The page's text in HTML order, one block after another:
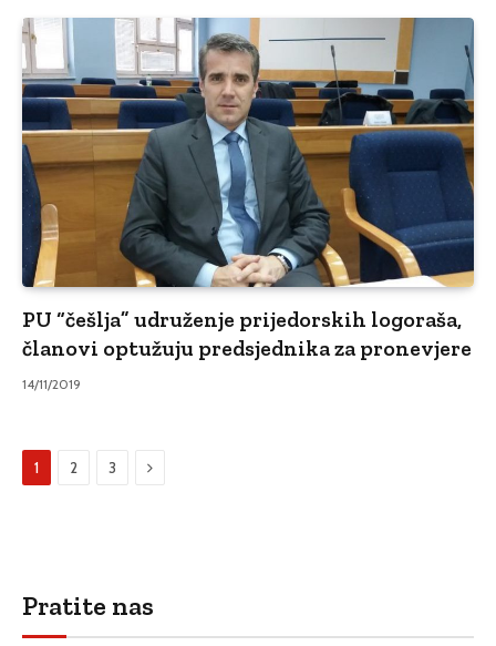
PU “češlja” udruženje prijedorskih logoraša,
članovi optužuju predsjednika za pronevjere
14/11/2019
1 2 3 Sljedeći
Pratite nas